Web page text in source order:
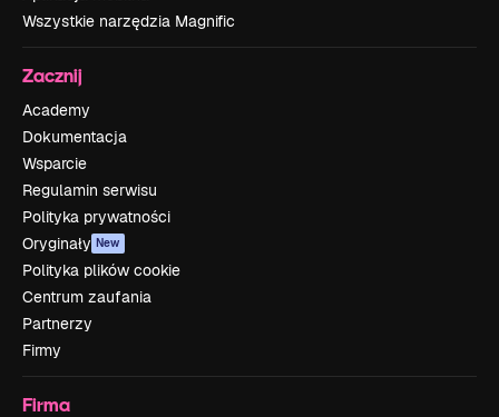
Wszystkie narzędzia Magnific
Zacznij
Academy
Dokumentacja
Wsparcie
Regulamin serwisu
Polityka prywatności
Oryginały New
Polityka plików cookie
Centrum zaufania
Partnerzy
Firmy
Firma